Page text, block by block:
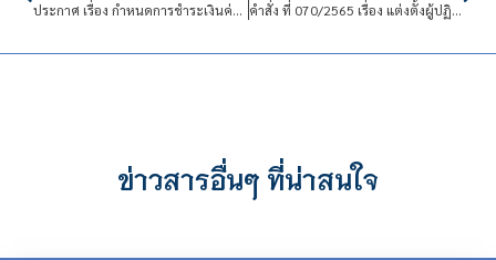
ประกาศ เรื่อง กำหนดการชำระเงินค่าธรรมเนียมการศึกษา ประจำปีการศึกษา 2565 คำสั่ง ที่ 070/2565 เรื่อง แต่งตั้งผู้ปฏิบัติงานในสถาบันสายวิชาการให้ดำรงตำแหน่งทางวิชาการ
ข่าวสารอื่นๆ ที่น่าสนใจ